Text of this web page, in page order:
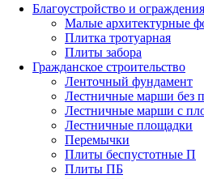
Благоустройство и ограждения
Малые архитектурные
Плитка тротуарная
Плиты забора
Гражданское строительство
Ленточный фундамент
Лестничные марши без
Лестничные марши с
Лестничные площадки
Перемычки
Плиты беспустотные П
Плиты ПБ